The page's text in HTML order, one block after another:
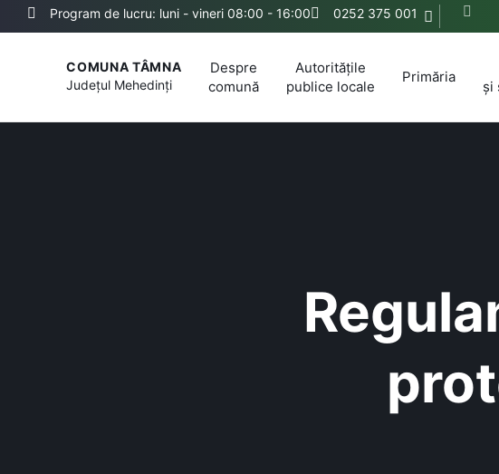
Program de lucru: luni - vineri 08:00 - 16:00 0252 375 001
COMUNA TÂMNA
Județul Mehedinți
Despre
comună
Autoritățile
publice locale
Primăria
și